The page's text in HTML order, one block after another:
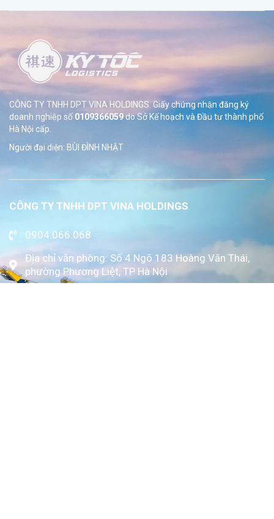
CÔNG TY TNHH DPT VINA HOLDINGS. Giấy chứng nhận đăng ký
doanh nghiệp số 0109366059do SởKế hoạch và Đầu tư thành phố
Hà Nội cấp.
Người đại diện: BÙI ĐÌNH NHẬT
CÔNG TY TNHH DPT VINA HOLDINGS
0904.066.068
Địa chỉ văn phòng: Số 4 Ngõ 183 Hoàng Văn Thái,
phường Phương Liệt, TP Hà Nội